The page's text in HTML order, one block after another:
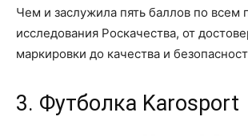
Чем и заслужила пять баллов по всем
исследования Роскачества, от
маркировки до качества и
3. Футболка Karosport